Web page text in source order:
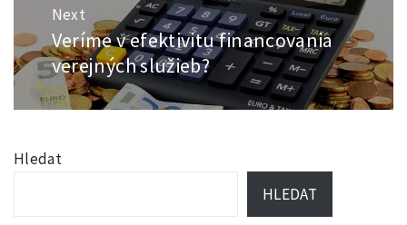
Next
Next
post:
Veríme v efektivitu financovania
verejných služieb?
Hledat
HLEDAT